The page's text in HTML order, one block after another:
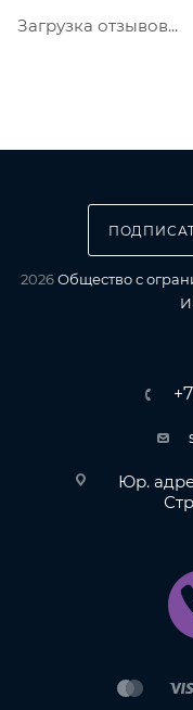
Загрузка отзывов...
2026Общество с
Юр.